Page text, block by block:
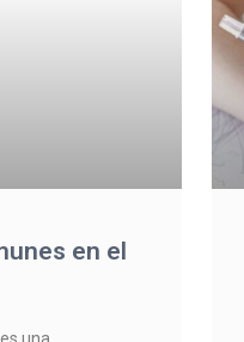
en el